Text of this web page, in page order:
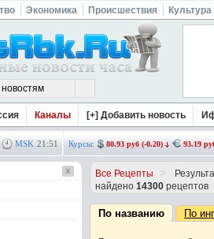
Экономика Происшествия Культура
Каналы [+] Добавить новость
MSK 21 :51 Курсы: 80.93 руб (-0.20) 93.19
Все Рецепты >
найдено14300 рецептов
По названию По